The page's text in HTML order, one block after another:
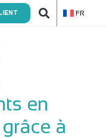
FR
en
à